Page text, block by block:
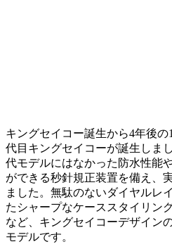
キングセイコー誕生から4年後の
代目キングセイコーが誕生しま
代モデルにはなかった防水性能
ができる秒針規正装置を備え、
ました。無駄のないダイヤルレ
たシャープなケーススタイリン
など、キングセイコーデザイン
モデルです。